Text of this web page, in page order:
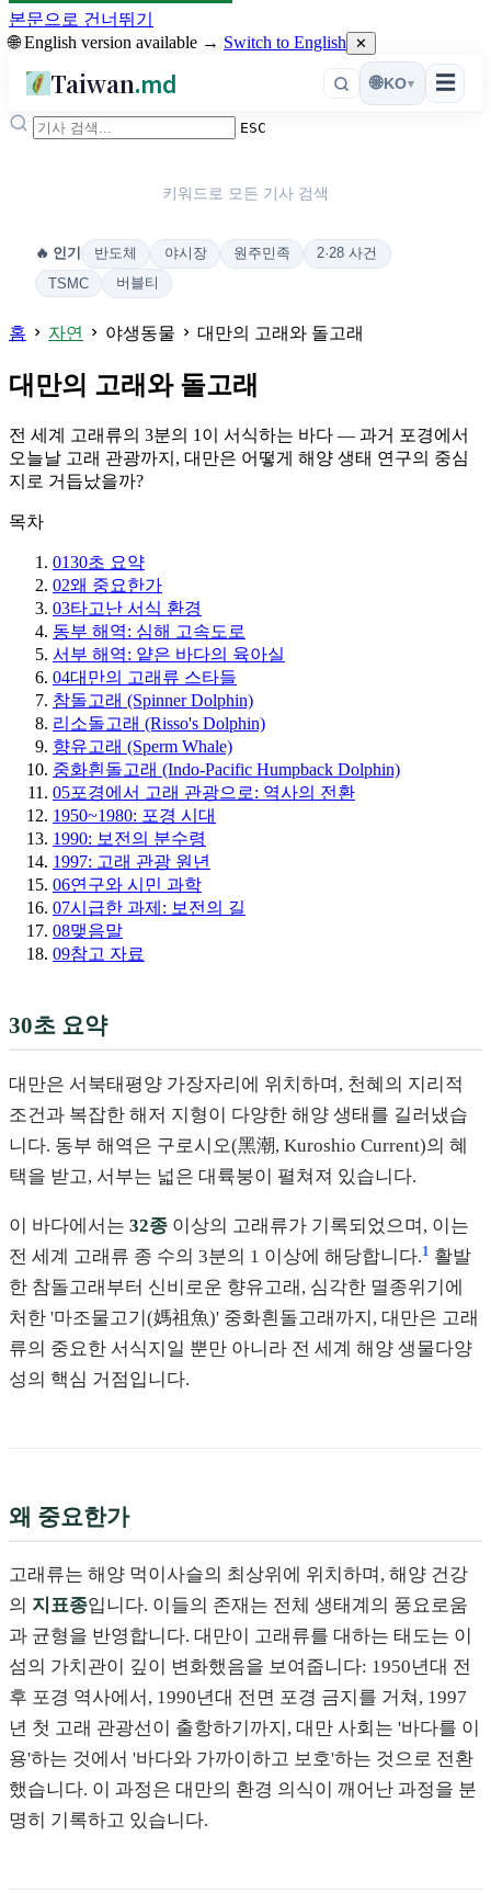
본문으로 건너뛰기
🌐 English version available → Switch to English ✕
Taiwan.md ☰
🌐KO▾
ESC
키워드로 모든 기사 검색
🔥 인기 반도체 야시장 원주민족
2·28 사건
TSMC
버블티
홈 자연 야생동물 대만의 고래와 돌고래
대만의 고래와 돌고래
전 세계 고래류의 3분의 1이 서식하는 바다 — 과거 포경에서
오늘날 고래 관광까지, 대만은 어떻게 해양 생태 연구의 중심
지로 거듭났을까?
목차
0130초 요약
02왜 중요한가
03타고난 서식 환경
동부 해역: 심해 고속도로
서부 해역: 얕은 바다의 육아실
04대만의 고래류 스타들
참돌고래 (Spinner Dolphin)
리소돌고래 (Risso's Dolphin)
향유고래 (Sperm Whale)
중화흰돌고래 (Indo-Pacific Humpback Dolphin)
05포경에서 고래 관광으로: 역사의 전환
1950~1980: 포경 시대
1990: 보전의 분수령
1997: 고래 관광 원년
06연구와 시민 과학
07시급한 과제: 보전의 길
08맺음말
09참고 자료
30초 요약
대만은 서북태평양 가장자리에 위치하며, 천혜의 지리적
조건과 복잡한 해저 지형이 다양한 해양 생태를 길러냈습
니다. 동부 해역은 구로시오(黑潮, Kuroshio Current)의 혜
택을 받고, 서부는 넓은 대륙붕이 펼쳐져 있습니다.
이 바다에서는 32종 이상의 고래류가 기록되었으며, 이는
전 세계 고래류 종 수의 3분의 1 이상에 해당합니다.1 활발
한 참돌고래부터 신비로운 향유고래, 심각한 멸종위기에
처한 '마조물고기(媽祖魚)' 중화흰돌고래까지, 대만은 고래
류의 중요한 서식지일 뿐만 아니라 전 세계 해양 생물다양
성의 핵심 거점입니다.
왜 중요한가
고래류는 해양 먹이사슬의 최상위에 위치하며, 해양 건강
의 지표종입니다. 이들의 존재는 전체 생태계의 풍요로움
과 균형을 반영합니다. 대만이 고래류를 대하는 태도는 이
섬의 가치관이 깊이 변화했음을 보여줍니다: 1950년대 전
후 포경 역사에서, 1990년대 전면 포경 금지를 거쳐, 1997
년 첫 고래 관광선이 출항하기까지, 대만 사회는 '바다를 이
용'하는 것에서 '바다와 가까이하고 보호'하는 것으로 전환
했습니다. 이 과정은 대만의 환경 의식이 깨어난 과정을 분
명히 기록하고 있습니다.